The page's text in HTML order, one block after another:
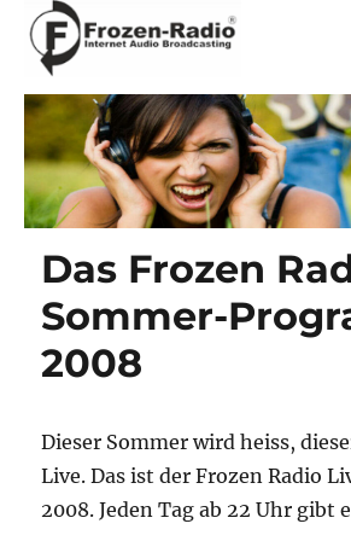
Frozen-Radio
Das Frozen
Sommer-
2008
Dieser Sommer wird heiss,
Live. Das ist der Frozen Radio
2008. Jeden Tag ab 22 Uhr gibt